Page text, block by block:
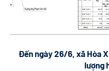
Đến ngày 26/6, xã Hòa
lượng